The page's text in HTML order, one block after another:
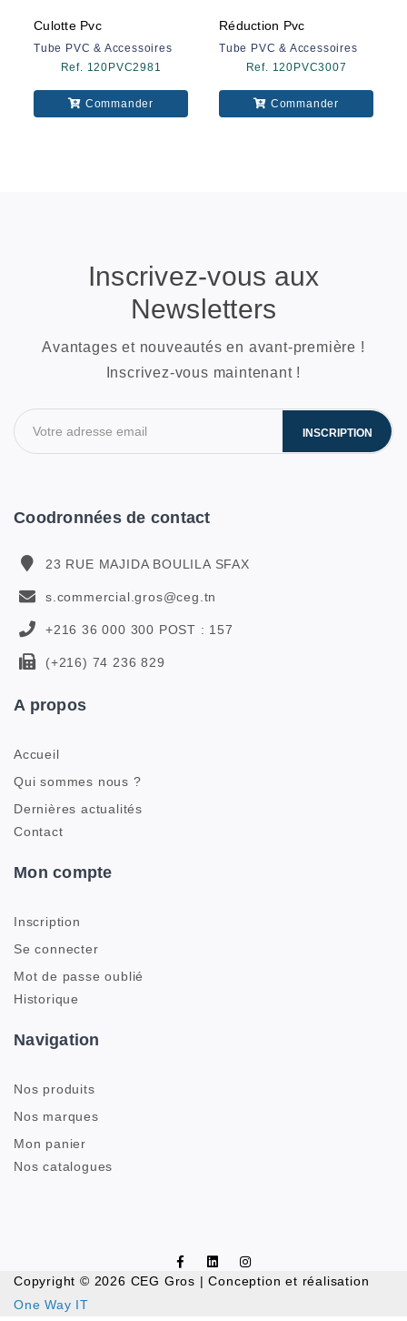
Culotte Pvc
Tube PVC & Accessoires
Ref. 120PVC2981
Commander
Réduction Pvc
Tube PVC & Accessoires
Ref. 120PVC3007
Commander
Inscrivez-vous aux
Newsletters
Avantages et nouveautés en avant-première !
Inscrivez-vous maintenant !
INSCRIPTION
Coodronnées de contact
23 RUE MAJIDA BOULILA SFAX
s.commercial.gros@ceg.tn
+216 36 000 300 POST : 157
(+216) 74 236 829
A propos
Accueil
Qui sommes nous ?
Dernières actualités
Contact
Mon compte
Inscription
Se connecter
Mot de passe oublié
Historique
Navigation
Nos produits
Nos marques
Mon panier
Nos catalogues
Copyright © 2026 CEG Gros | Conception et réalisation
One Way IT